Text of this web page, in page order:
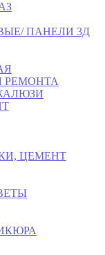
ПАНЕЛИ 3Д
РЕМОНТА
ЦЕМЕНТ